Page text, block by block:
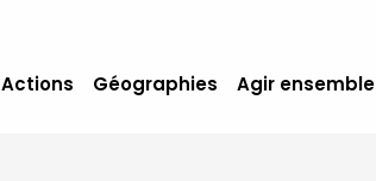
Actions Géographies Agir ensemble